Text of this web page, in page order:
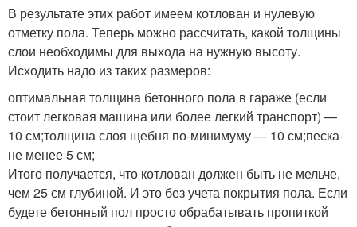
В результате этих работ имеем котлован и нулевую
отметку пола. Теперь можно рассчитать, какой толщины
слои необходимы для выхода на нужную высоту.
Исходить надо из таких размеров:
оптимальная толщина бетонного пола в гараже (если
стоит легковая машина или более легкий транспорт) —
10 см;толщина слоя щебня по-минимуму — 10 см;песка-
не менее 5 см;
Итого получается, что котлован должен быть не мельче,
чем 25 см глубиной. И это без учета покрытия пола. Если
будете бетонный пол просто обрабатывать пропиткой